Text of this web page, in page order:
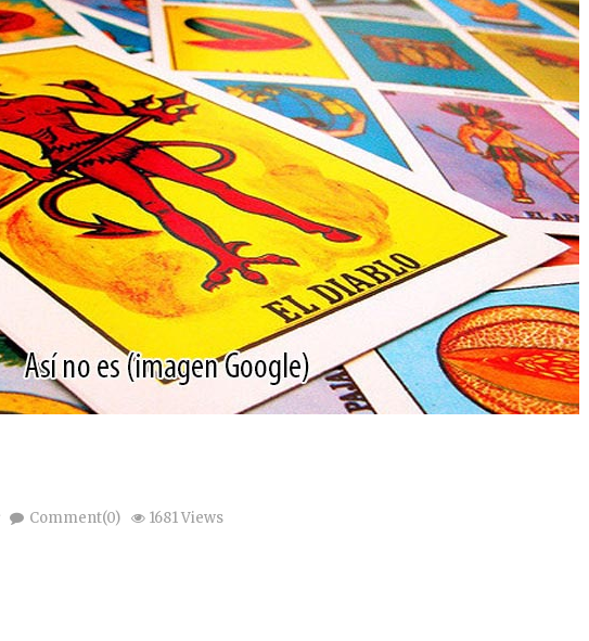
Comment(0) 1681 Views